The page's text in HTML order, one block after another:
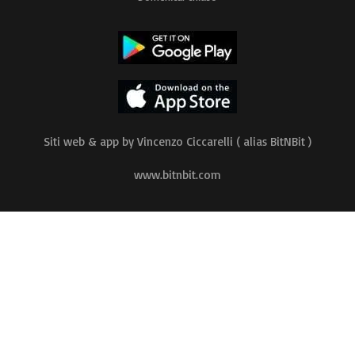
Siti web & app by Vincenzo Ciccarelli ( alias BitNBit )
www.bitnbit.com